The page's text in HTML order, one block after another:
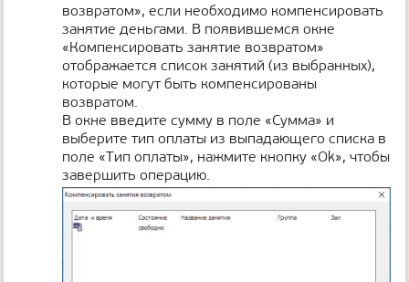
возвратом», если необходимо компенсировать
занятие деньгами. В появившемся окне
«Компенсировать занятие возвратом»
отображается список занятий (из выбранных),
которые могут быть компенсированы
возвратом.
В окне введите сумму в поле «Сумма» и
выберите тип оплаты из выпадающего списка в
поле «Тип оплаты», нажмите кнопку «Ok», чтобы
завершить операцию.